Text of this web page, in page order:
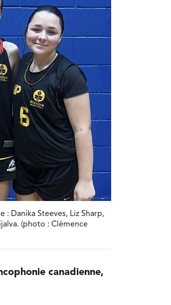
: Danika Steeves, Liz Sharp,
(photo : Clémence
canadienne,